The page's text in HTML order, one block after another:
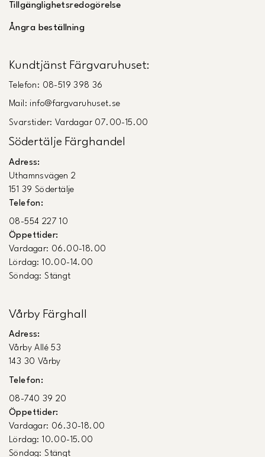
Tillgänglighetsredogörelse
Ångra beställning
Kundtjänst Färgvaruhuset:
Telefon: 08-519 398 36
Mail: info@fargvaruhuset.se
Svarstider: Vardagar 07.00-15.00
Södertälje Färghandel
Adress:
Uthamnsvägen 2
151 39 Södertälje
Telefon:
08-554 227 10
Öppettider:
Vardagar: 06.00-18.00
Lördag: 10.00-14.00
Söndag: Stängt
Vårby Färghall
Adress:
Vårby Allé 53
143 30 Vårby
Telefon:
08-740 39 20
Öppettider:
Vardagar: 06.30-18.00
Lördag: 10.00-15.00
Söndag: Stängt